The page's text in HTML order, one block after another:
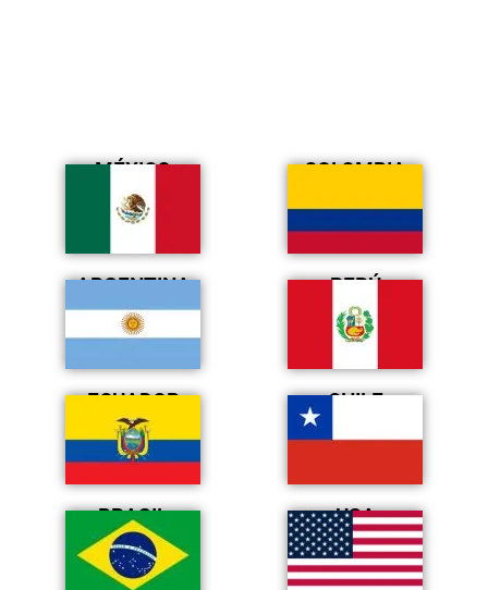
MÉXICO COLOMBIA
ARGENTINA PERÚ
ECUADOR CHILE
BRASIL USA